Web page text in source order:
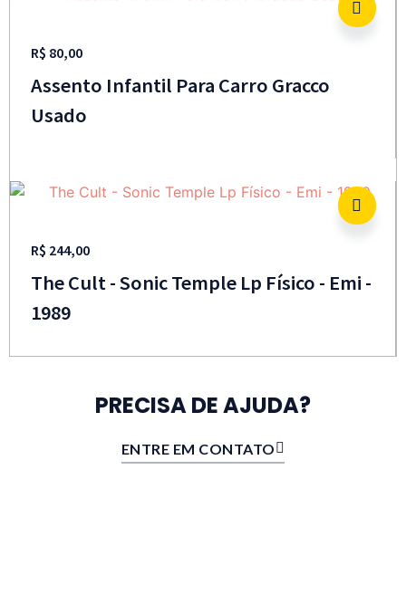
R$ 80,00
Assento Infantil Para Carro Gracco
Usado
R$ 244,00
The Cult - Sonic Temple Lp Físico - Emi -
1989
PRECISA DE AJUDA?
ENTRE EM CONTATO